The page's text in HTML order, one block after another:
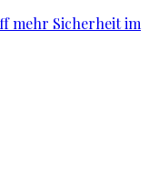
mehr Sicherheit im